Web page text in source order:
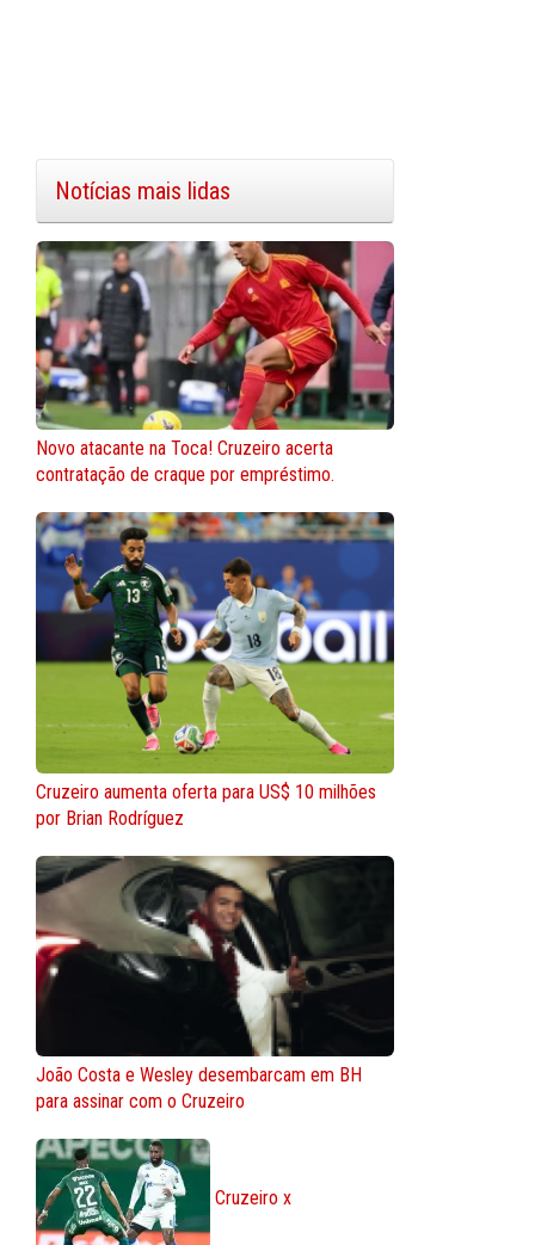
Notícias mais lidas
Novo atacante na Toca! Cruzeiro acerta
contratação de craque por empréstimo.
Cruzeiro aumenta oferta para US$ 10 milhões
por Brian Rodríguez
João Costa e Wesley desembarcam em BH
para assinar com o Cruzeiro
Cruzeiro x